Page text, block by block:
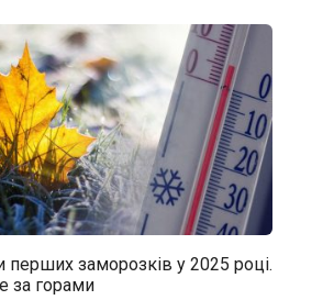
перших заморозків у 2025 році.
за горами